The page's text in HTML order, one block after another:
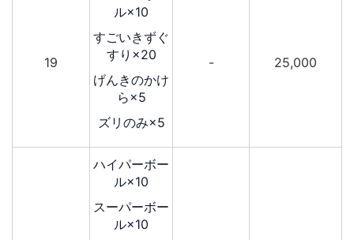
19
ル×10
すごいきずぐ
すり×20
げんきのかけ
ら×5
ズリのみ×5
- 25,000
ハイパーボー
ル×10
スーパーボー
ル×10